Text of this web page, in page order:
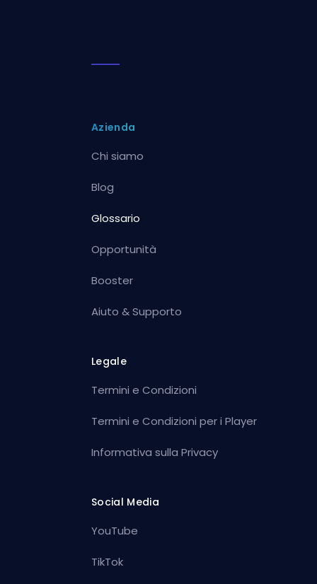
Azienda
Chi siamo
Blog
Glossario
Opportunità
Booster
Aiuto & Supporto
Legale
Termini e Condizioni
Termini e Condizioni per i Player
Informativa sulla Privacy
Social Media
YouTube
TikTok